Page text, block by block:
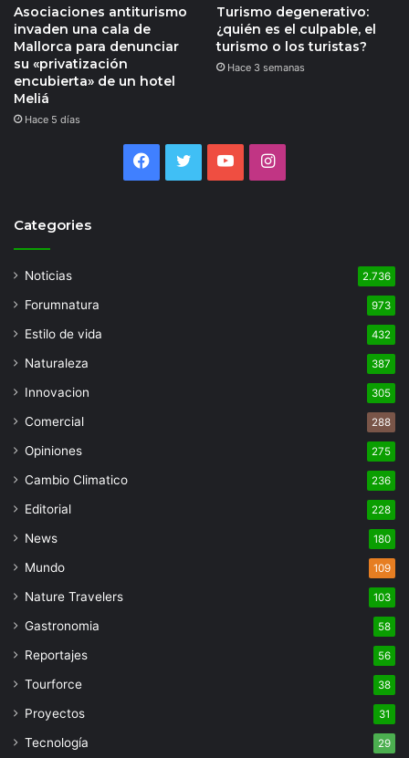
Asociaciones antiturismo
invaden una cala de
Mallorca para denunciar
su «privatización
encubierta» de un hotel
Meliá
Hace 5 días
Turismo degenerativo:
¿quién es el culpable, el
turismo o los turistas?
Hace 3 semanas
Facebook
TwitterYouTubeInstagram
Categories
Noticias 2.736
Forumnatura 973
Estilo de vida 432
Naturaleza 387
Innovacion 305
Comercial 288
Opiniones 275
Cambio Climatico 236
Editorial 228
News 180
Mundo 109
Nature Travelers 103
Gastronomia 58
Reportajes 56
Tourforce 38
Proyectos 31
Tecnología 29